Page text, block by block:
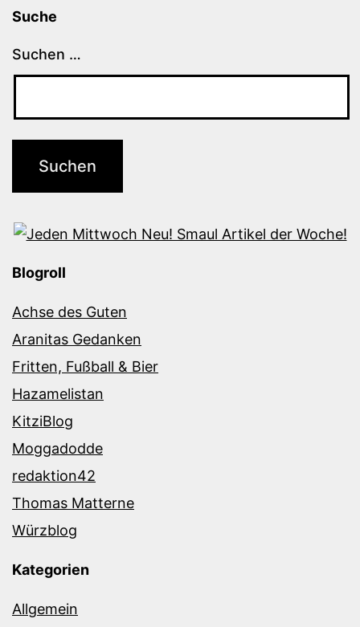
Suche
Suchen …
Blogroll
Achse des Guten
Aranitas Gedanken
Fritten, Fußball & Bier
Hazamelistan
KitziBlog
Moggadodde
redaktion42
Thomas Matterne
Würzblog
Kategorien
Allgemein